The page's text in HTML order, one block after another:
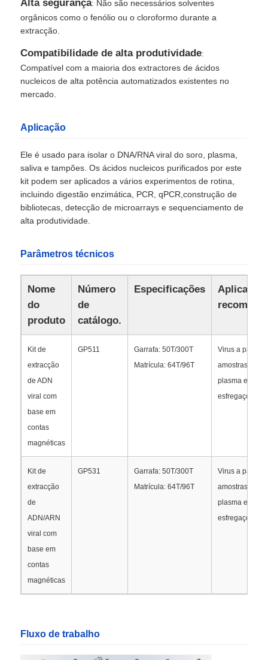
Produtos
Visita à fábrica
Contacte-nos
Solicite um orçamento
Kit de extracção de ADN / ARN
Alta segurança: Não são necessários solventes
orgânicos como o fenólio ou o cloroformo durante a
extracção.
Compatibilidade de alta produtividade:
Compatível com a maioria dos extractores de ácidos
nucleicos de alta potência automatizados existentes no
mercado.
Aplicação
Ele é usado para isolar o DNA/RNA viral do soro, plasma,
saliva e tampões. Os ácidos nucleicos purificados por este
kit podem ser aplicados a vários experimentos de rotina,
incluindo digestão enzimática, PCR, qPCR,construção de
bibliotecas, detecção de microarrays e sequenciamento de
alta produtividade.
Parâmetros técnicos
Nome
do
produto
Número
de
catálogo.
Especificações
Aplicação
Kit de
extracção
de ADN
viral com
base em
contas
magnéticas
GP511
Garrafa: 50T/300T
Matrícula: 64T/96T
Virus a partir
amostras de
plasma e
esfregaços
Kit de
extracção
de
ADN/ARN
viral com
base em
contas
magnéticas
GP531
Garrafa: 50T/300T
Matrícula: 64T/96T
Virus a partir
amostras de
plasma e
esfregaços
Fluxo de trabalho